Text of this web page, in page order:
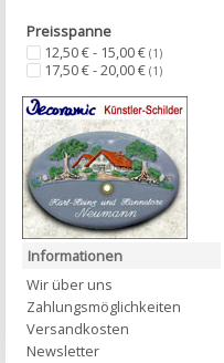
Preisspanne
12,50 € - 15,00 € (1)
17,50 € - 20,00 € (1)
Informationen
Wir über uns
Zahlungsmöglichkeiten
Versandkosten
Newsletter